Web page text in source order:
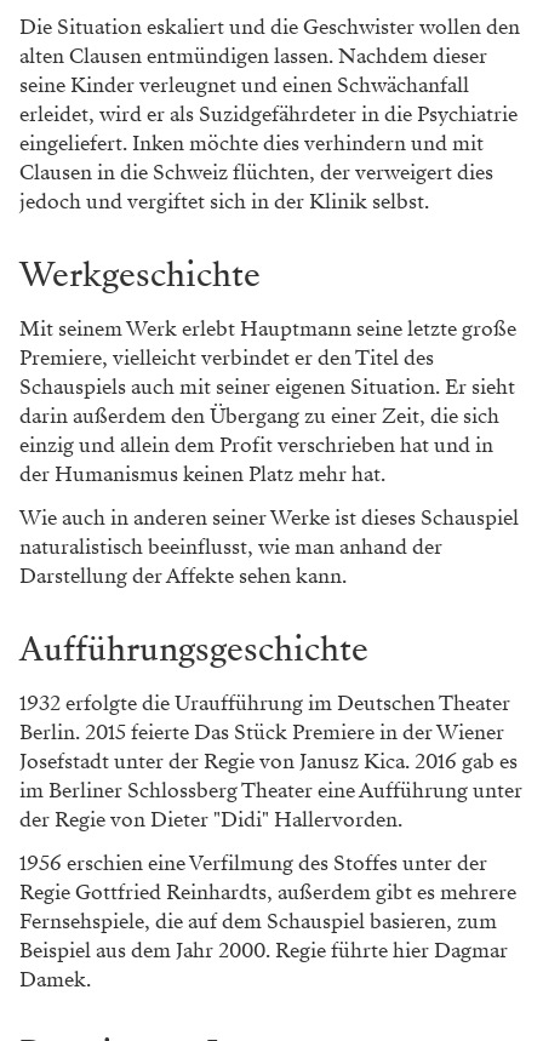
Die Situation eskaliert und die Geschwister wollen den
alten Clausen entmündigen lassen. Nachdem dieser
seine Kinder verleugnet und einen Schwächanfall
erleidet, wird er als Suzidgefährdeter in die Psychiatrie
eingeliefert. Inken möchte dies verhindern und mit
Clausen in die Schweiz flüchten, der verweigert dies
jedoch und vergiftet sich in der Klinik selbst.
Werkgeschichte
Mit seinem Werk erlebt Hauptmann seine letzte große
Premiere, vielleicht verbindet er den Titel des
Schauspiels auch mit seiner eigenen Situation. Er sieht
darin außerdem den Übergang zu einer Zeit, die sich
einzig und allein dem Profit verschrieben hat und in
der Humanismus keinen Platz mehr hat.
Wie auch in anderen seiner Werke ist dieses Schauspiel
naturalistisch beeinflusst, wie man anhand der
Darstellung der Affekte sehen kann.
Aufführungsgeschichte
1932 erfolgte die Uraufführung im Deutschen Theater
Berlin. 2015 feierte Das Stück Premiere in der Wiener
Josefstadt unter der Regie von Janusz Kica. 2016 gab es
im Berliner Schlossberg Theater eine Aufführung unter
der Regie von Dieter "Didi" Hallervorden.
1956 erschien eine Verfilmung des Stoffes unter der
Regie Gottfried Reinhardts, außerdem gibt es mehrere
Fernsehspiele, die auf dem Schauspiel basieren, zum
Beispiel aus dem Jahr 2000. Regie führte hier Dagmar
Damek.